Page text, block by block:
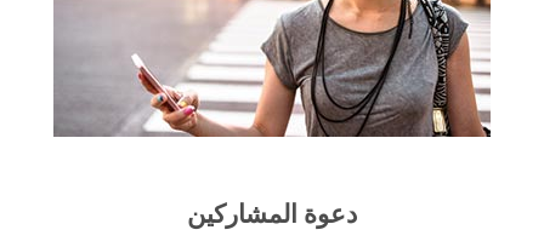
دعوة المشاركين